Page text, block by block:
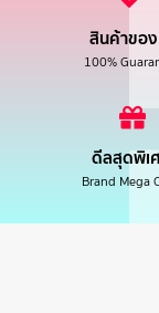
สินค้าขอ
100%
ดีลสุดพิเ
Brand Mega